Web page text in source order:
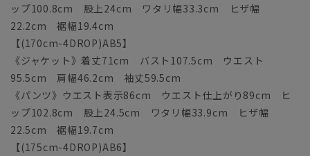
ップ100.8cm 股上24cm ワタリ幅33.3cm ヒザ幅
22.2cm 裾幅19.4cm
【(170cm-4DROP)AB5】
《ジャケット》着丈71cm バスト107.5cm ウエスト
95.5cm 肩幅46.2cm 袖丈59.5cm
《パンツ》ウエスト表示86cm ウエスト仕上がり89cm ヒ
ップ102.8cm 股上24.5cm ワタリ幅33.9cm ヒザ幅
22.5cm 裾幅19.7cm
【(175cm-4DROP)AB6】